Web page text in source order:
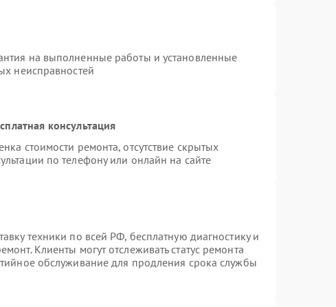
на выполненные работы и установленные
неисправностей
консультация
стоимости ремонта, отсутствие скрытых
по телефону или онлайн на сайте
техники по всей РФ, бесплатную диагностику и
Клиенты могут отслеживать статус ремонта
обслуживание для продления срока службы